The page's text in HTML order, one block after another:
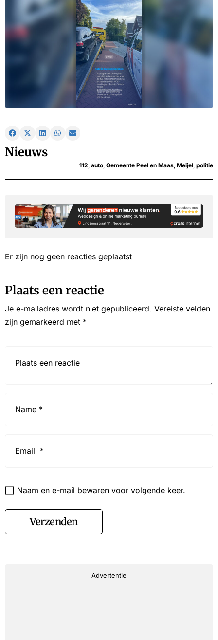
Nieuws
112, auto, Gemeente Peel en Maas, Meijel, politie
Er zijn nog geen reacties geplaatst
Plaats een reactie
Je e-mailadres wordt niet gepubliceerd. Vereiste velden
zijn gemarkeerd met *
Naam en e-mail bewaren voor volgende keer.
Verzenden
Advertentie